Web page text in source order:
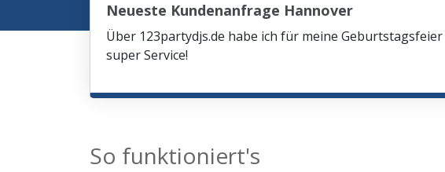
Neueste Kundenanfrage Hannover
Über 123partydjs.de habe ich für meine
super Service!
So funktioniert's